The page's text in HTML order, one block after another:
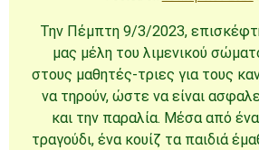
Την Πέμπτη 9/3/2023,
μας μέλη του λιμενικού
στους μαθητές-τριες για τους
να τηρούν, ώστε να είναι
και την παραλία. Μέσα από
τραγούδι, ένα κουίζ τα παιδιά